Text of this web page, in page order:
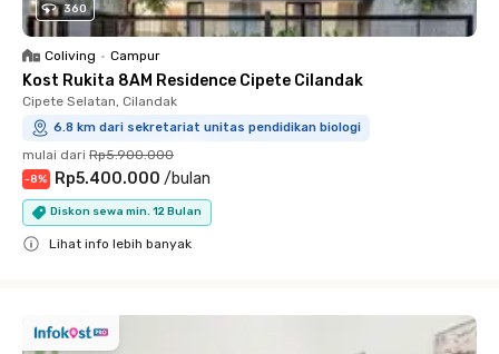
360
Coliving • Campur
Kost Rukita 8AM Residence Cipete Cilandak
Cipete Selatan, Cilandak
6.8 km dari sekretariat unitas pendidikan biologi
mulai dari Rp5.900.000
-8% Rp5.400.000 /bulan
Diskon sewa min. 12 Bulan
Lihat info lebih banyak